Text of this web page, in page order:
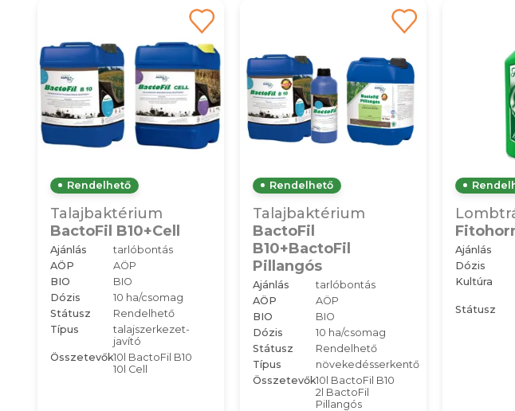
Rendelhető
Talajbaktérium
BactoFil B10+Cell
Ajánlás
tarlóbontás
AÖP
AÖP
BIO
BIO
Dózis
10 ha/csomag
Státusz
Rendelhető
Típus
talajszerkezet-
javító
Összetevők10l BactoFil B10
10l Cell
Rendelhető
Talajbaktérium
BactoFil
B10+BactoFil
Pillangós
Ajánlás
tarlóbontás
AÖP
AÖP
BIO
BIO
Dózis
10 ha/csomag
Státusz
Rendelhető
Típus
növekedésserkentő
Összetevők10l BactoFil B10
2l BactoFil
Pillangós
Ajánlás
Dózis
Kultúra
Státusz